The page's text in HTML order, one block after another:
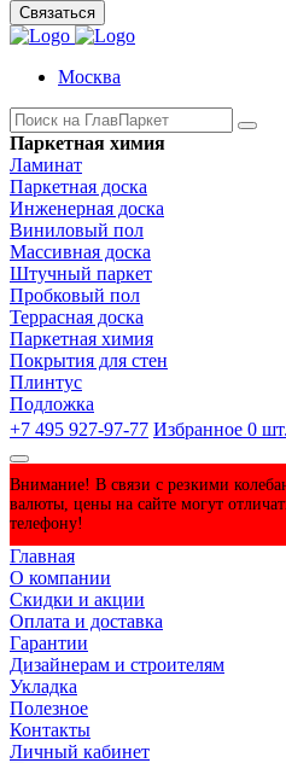
Связаться
Москва
Паркетная химия
Ламинат
Паркетная доска
Инженерная доска
Виниловый пол
Массивная доска
Штучный паркет
Пробковый пол
Террасная доска
Паркетная химия
Покрытия для стен
Плинтус
Подложка
+7 495 927-97-77 Избранное 0 шт.
Внимание! В связи с резкими
валюты, цены на сайте могут
телефону!
Главная
О компании
Скидки и акции
Оплата и доставка
Гарантии
Дизайнерам и строителям
Укладка
Полезное
Контакты
Личный кабинет